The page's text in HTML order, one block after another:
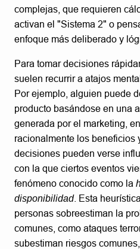
complejas, que requieren
activan el "Sistema 2" o
enfoque más deliberado y
Para tomar decisiones
suelen recurrir a atajos
Por ejemplo, alguien puede
producto basándose en una
generada por el marketing,
racionalmente los beneficios
decisiones pueden verse
con la que ciertos eventos
fenómeno conocido como la
disponibilidad. Esta
personas sobreestiman la
comunes, como ataques
subestiman riesgos